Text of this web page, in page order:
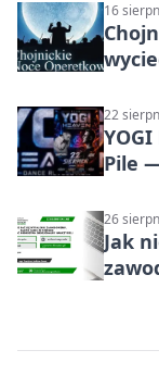
16
22
YOGI
Pile
26
Jak